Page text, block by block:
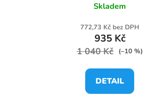
Skladem
772,73 Kč bez DPH
935 Kč
1 040 Kč (–10 %)
DETAIL